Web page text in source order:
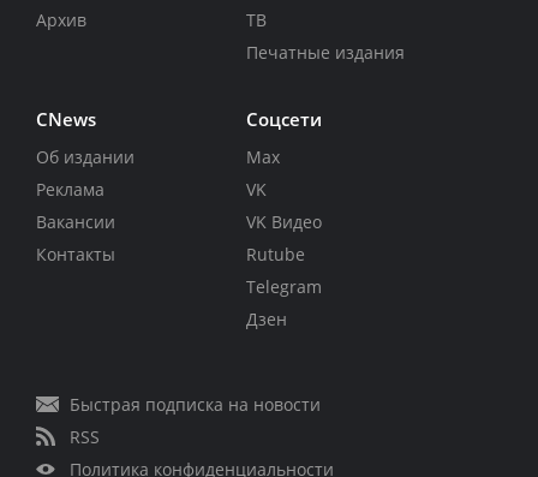
Архив
ТВ
Печатные издания
CNews
Об издании
Реклама
Вакансии
Контакты
Соцсети
Max
VK
VK Видео
Rutube
Telegram
Дзен
Быстрая подписка на новости
RSS
Политика конфиденциальности